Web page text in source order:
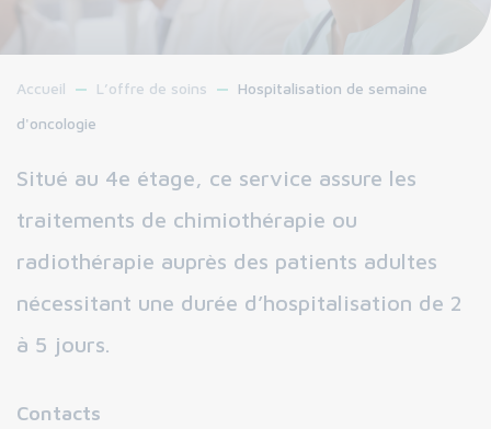
Accueil L’offre de soins
Hospitalisation de semaine
d'oncologie
Situé au 4e étage, ce service assure les
traitements de chimiothérapie ou
radiothérapie auprès des patients adultes
nécessitant une durée d’hospitalisation de 2
à 5 jours.
Contacts